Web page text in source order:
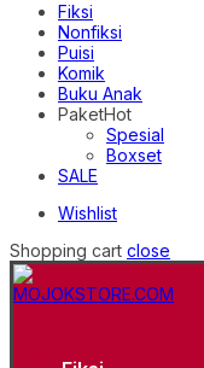
Fiksi
Nonfiksi
Puisi
Komik
Buku Anak
PaketHot
Spesial
Boxset
SALE
Wishlist
Shopping cart close